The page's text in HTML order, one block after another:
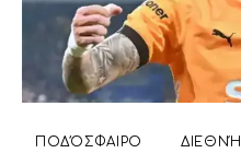
ΠΟΔΌΣΦΑΙΡΟ ΔΙΕΘΝΉ